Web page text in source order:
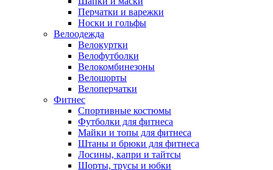
Перчатки и варежки
Носки и гольфы
Велоодежда
Велокуртки
Велофутболки
Велокомбинезоны
Велошорты
Велоперчатки
Фитнес
Спортивные костюмы
Футболки для фитнеса
Майки и топы для фитнеса
Штаны и брюки для фитнеса
Лосины, капри и тайтсы
Шорты, трусы и юбки